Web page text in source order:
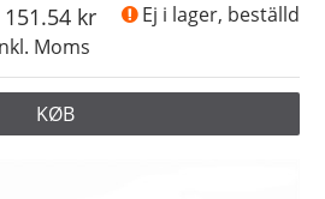
Moms
151.54 Ej i lager, beställd
KØB